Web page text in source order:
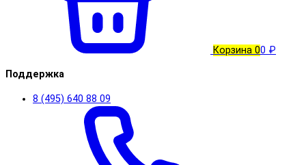
Корзина 00 ₽
Поддержка
8 (495) 640 88 09